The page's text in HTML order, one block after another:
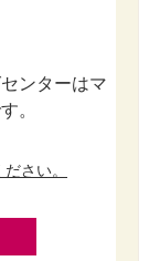
ンターはマ
。
さい。